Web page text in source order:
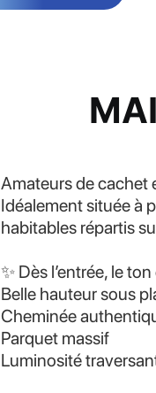
Amateurs de cachet
Idéalement située à
habitables répartis
✨ Dès l’entrée, le
Belle hauteur sous
Cheminée
Parquet massif
Luminosité